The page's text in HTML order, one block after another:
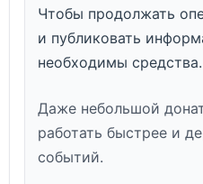
Чтобы продолжать
и публиковать
необходимы средства.
Даже небольшой
работать быстрее и
событий.